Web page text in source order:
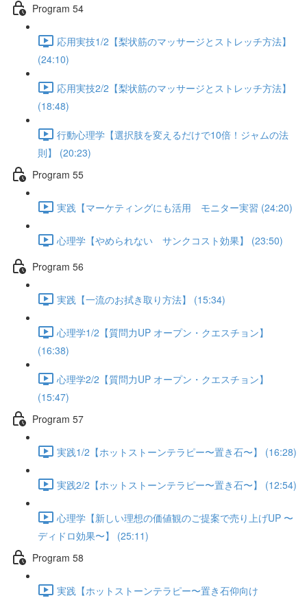
Program 54
応用実技1/2【梨状筋のマッサージとストレッチ方法】
(24:10)
応用実技2/2【梨状筋のマッサージとストレッチ方法】
(18:48)
行動心理学【選択肢を変えるだけで10倍！ジャムの法
則】 (20:23)
Program 55
実践【マーケティングにも活用 モニター実習 (24:20)
心理学【やめられない サンクコスト効果】 (23:50)
Program 56
実践【一流のお拭き取り方法】 (15:34)
心理学1/2【質問力UP オープン・クエスチョン】
(16:38)
心理学2/2【質問力UP オープン・クエスチョン】
(15:47)
Program 57
実践1/2【ホットストーンテラピー〜置き石〜】 (16:28)
実践2/2【ホットストーンテラピー〜置き石〜】 (12:54)
心理学【新しい理想の価値観のご提案で売り上げUP 〜
ディドロ効果〜】 (25:11)
Program 58
実践【ホットストーンテラピー〜置き石仰向け